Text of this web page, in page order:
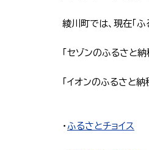
綾川町では、現在「ふ
「セゾンのふるさと納
「イオンのふるさと
・ ふるさとチョイス